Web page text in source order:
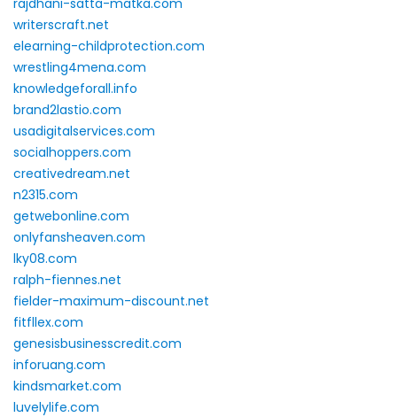
writerscraft.net
elearning-childprotection.com
wrestling4mena.com
knowledgeforall.info
brand2lastio.com
usadigitalservices.com
socialhoppers.com
creativedream.net
n2315.com
getwebonline.com
onlyfansheaven.com
lky08.com
ralph-fiennes.net
fielder-maximum-discount.net
fitfllex.com
genesisbusinesscredit.com
inforuang.com
kindsmarket.com
luvelylife.com